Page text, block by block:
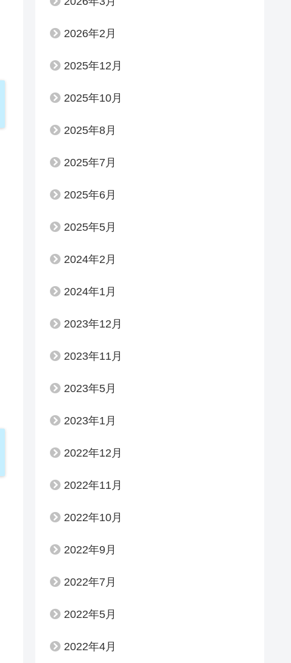
2026年2月
2025年12月
2025年10月
2025年8月
2025年7月
2025年6月
2025年5月
2024年2月
2024年1月
2023年12月
2023年11月
2023年5月
2023年1月
2022年12月
2022年11月
2022年10月
2022年9月
2022年7月
2022年5月
2022年4月